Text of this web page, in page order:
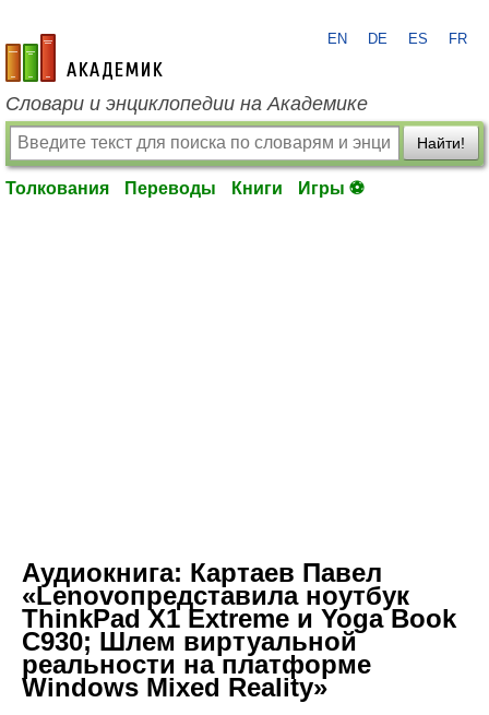
academic.ru
EN DE ES FR
Словари и энциклопедии на Академике
Найти!
Толкования Переводы Книги Игры ⚽
Аудиокнига: Картаев Павел
«Lenovoпредставила ноутбук
ThinkPad X1 Extreme и Yoga Book
C930; Шлем виртуальной
реальности на платформе
Windows Mixed Reality»